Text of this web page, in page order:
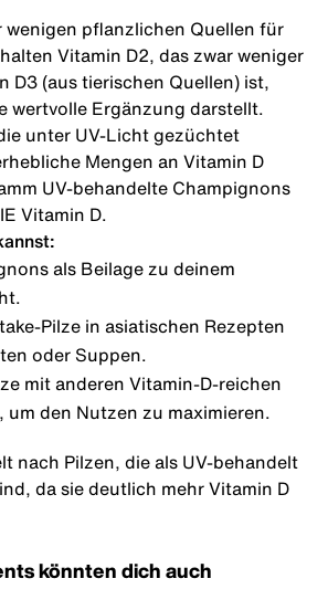
wenigen pflanzlichen Quellen für
Vitamin D2, das zwar weniger
D3 (aus tierischen Quellen) ist,
wertvolle Ergänzung darstellt.
die unter UV-Licht gezüchtet
Mengen an Vitamin D
UV-behandelte Champignons
Vitamin D.
als Beilage zu deinem
Pilze in asiatischen Rezepten
oder Suppen.
mit anderen Vitamin-D-reichen
um den Nutzen zu maximieren.
nach Pilzen, die als UV-behandelt
da sie deutlich mehr Vitamin D
könnten dich auch